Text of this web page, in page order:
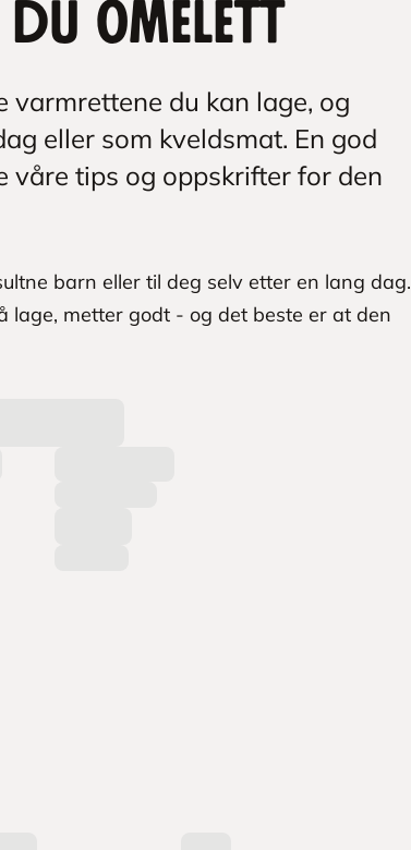
omelett
varmrettene du kan lage, og
eller som kveldsmat. En god
våre tips og oppskrifter for den
barn eller til deg selv etter en lang dag.
lage, metter godt - og det beste er at den